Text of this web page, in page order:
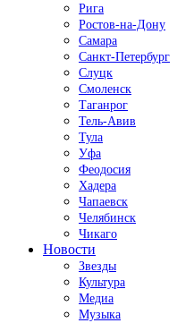
Рига
Ростов-на-Дону
Самара
Санкт-Петербург
Слуцк
Смоленск
Таганрог
Тель-Авив
Тула
Уфа
Феодосия
Хадера
Чапаевск
Челябинск
Чикаго
Новости
Звезды
Культура
Медиа
Музыка